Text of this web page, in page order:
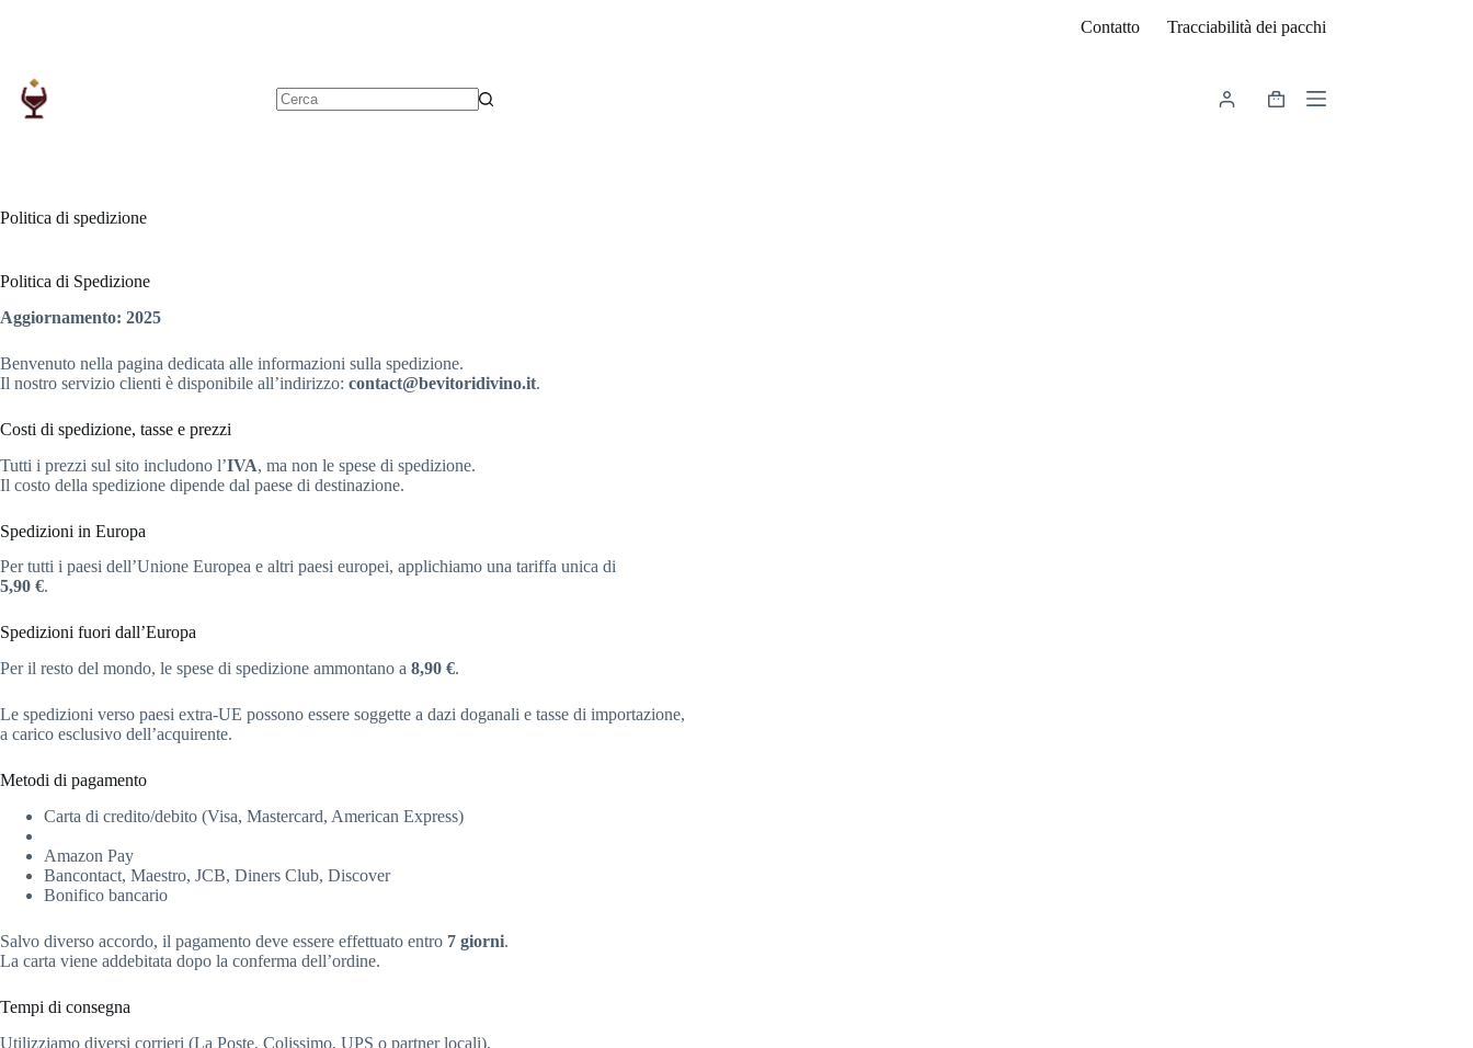
Contatto Tracciabilità dei pacchi
Carrello
Politica di spedizione
Politica di Spedizione
Aggiornamento: 2025
Benvenuto nella pagina dedicata alle informazioni sulla spedizione.
Il nostro servizio clienti è disponibile all’indirizzo: contact@bevitoridivino.it.
Costi di spedizione, tasse e prezzi
Tutti i prezzi sul sito includono l’IVA, ma non le spese di spedizione.
Il costo della spedizione dipende dal paese di destinazione.
Spedizioni in Europa
Per tutti i paesi dell’Unione Europea e altri paesi europei, applichiamo una tariffa unica di
5,90 €.
Spedizioni fuori dall’Europa
Per il resto del mondo, le spese di spedizione ammontano a 8,90 €.
Le spedizioni verso paesi extra-UE possono essere soggette a dazi doganali e tasse di importazione,
a carico esclusivo dell’acquirente.
Metodi di pagamento
Carta di credito/debito (Visa, Mastercard, American Express)
Amazon Pay
Bancontact, Maestro, JCB, Diners Club, Discover
Bonifico bancario
Salvo diverso accordo, il pagamento deve essere effettuato entro 7 giorni.
La carta viene addebitata dopo la conferma dell’ordine.
Tempi di consegna
Utilizziamo diversi corrieri (La Poste, Colissimo, UPS o partner locali),